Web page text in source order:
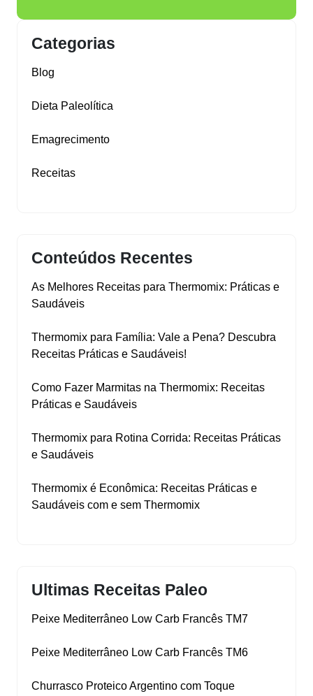
Categorias
Blog
Dieta Paleolítica
Emagrecimento
Receitas
Conteúdos Recentes
As Melhores Receitas para Thermomix: Práticas e
Saudáveis
Thermomix para Família: Vale a Pena? Descubra
Receitas Práticas e Saudáveis!
Como Fazer Marmitas na Thermomix: Receitas
Práticas e Saudáveis
Thermomix para Rotina Corrida: Receitas Práticas
e Saudáveis
Thermomix é Econômica: Receitas Práticas e
Saudáveis com e sem Thermomix
Ultimas Receitas Paleo
Peixe Mediterrâneo Low Carb Francês TM7
Peixe Mediterrâneo Low Carb Francês TM6
Churrasco Proteico Argentino com Toque